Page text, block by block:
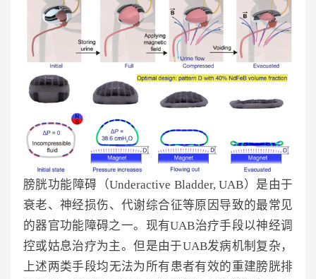
膀胱功能障碍（Underactive Bladder, UAB）是由于
衰老、神经损伤、代谢综合征等原因导致的最常见
的器官功能障碍之一。现有UAB治疗手段以神经调
控或姑息治疗为主。但是由于UAB发病机制复杂，
上述两类手段均无法为所有患者有效的重建膀胱排